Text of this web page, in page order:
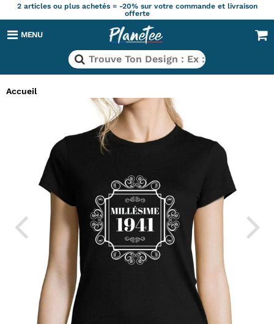
2 articles ou plus achetés = -20% sur votre commande et livraison
offerte
MENU
Accueil